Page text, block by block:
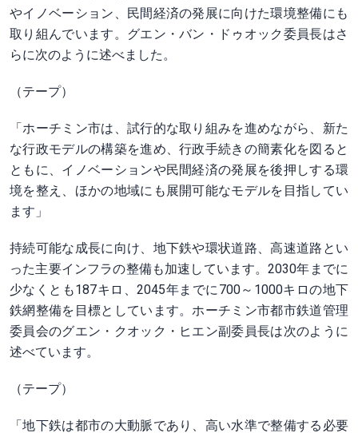
やイノベーション、民間経済の発展に向けた環境整備にも
取り組んでいます。グエン・バン・ドゥオック委員長はさ
らに次のように述べました。
（テープ）
「ホーチミン市は、試行的な取り組みを進めながら、新た
な行政モデルの構築を進め、行政手続きの簡素化を図ると
ともに、イノベーションや民間経済の発展を後押しする環
境を整え、ほかの地域にも展開可能なモデルを目指してい
ます」
持続可能な成長に向け、地下鉄や環状道路、高速道路とい
った主要インフラの整備も加速しています。2030年までに
少なくとも187キロ、2045年までに700～1000キロの地下
鉄網整備を目標としています。ホーチミン市都市鉄道管理
委員会のグエン・クオック・ヒエン副委員長は次のように
述べています。
（テープ）
「地下鉄は都市の大動脈であり、高い水準で整備する必要